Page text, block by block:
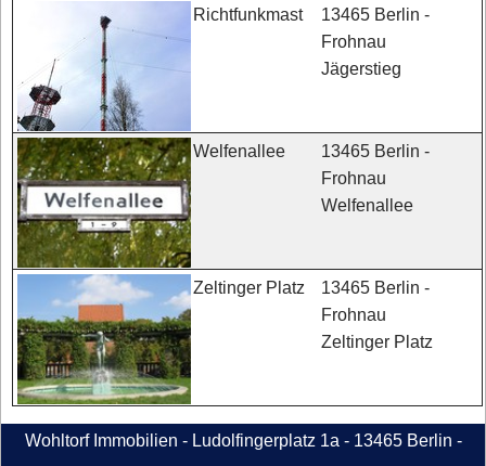
Richtfunkmast
13465 Berlin -
Frohnau
Jägerstieg
Welfenallee
13465 Berlin -
Frohnau
Welfenallee
Zeltinger Platz
13465 Berlin -
Frohnau
Zeltinger Platz
Wohltorf Immobilien - Ludolfingerplatz 1a - 13465 Berlin -